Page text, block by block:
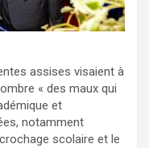
assises visaient à
« des maux qui
et
notamment
scolaire et le